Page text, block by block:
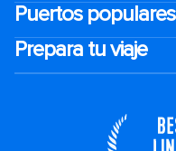
Puertos populares
Prepara tu viaje